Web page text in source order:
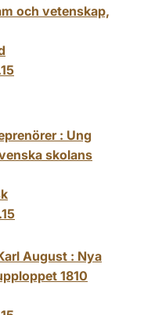
och vetenskap,
: Ung
skolans
August : Nya
1810